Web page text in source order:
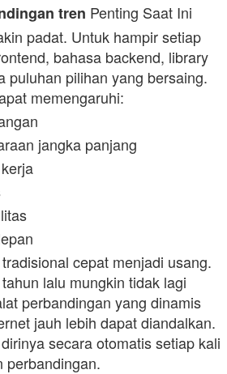
tren Penting Saat Ini
padat. Untuk hampir setiap
bahasa backend, library
puluhan pilihan yang bersaing.
memengaruhi:
jangka panjang
cepat menjadi usang.
lalu mungkin tidak lagi
perbandingan yang dinamis
jauh lebih dapat diandalkan.
secara otomatis setiap kali
perbandingan.